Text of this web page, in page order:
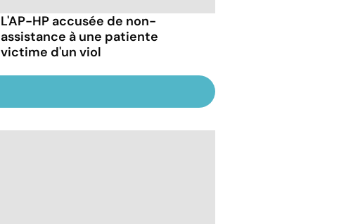
L'AP-HP accusée de non-
assistance à une patiente
victime d'un viol